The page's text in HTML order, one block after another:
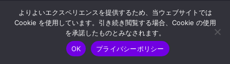
シェア 目次へ
よりよいエクスペリエンスを提供するため、当ウェブサイトでは
Cookie を使用しています。引き続き閲覧する場合、Cookie の使用
を承諾したものとみなされます。
OK
プライバシーポリシー